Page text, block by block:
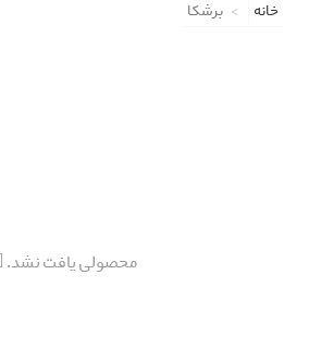
خانه برشکا
محصولی یافت نشد.